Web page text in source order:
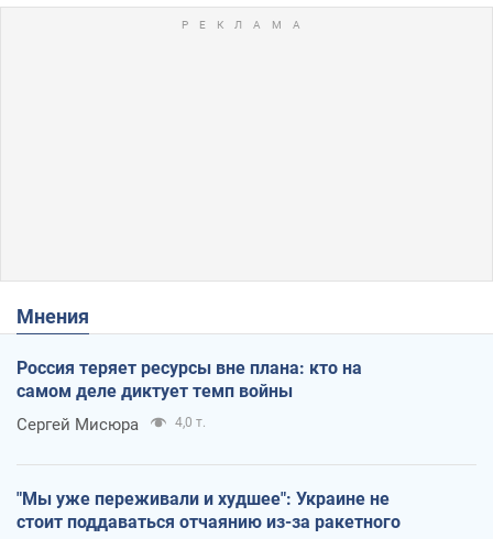
Мнения
Россия теряет ресурсы вне плана: кто на
самом деле диктует темп войны
Сергей Мисюра 4,0 т.
"Мы уже переживали и худшее": Украине не
стоит поддаваться отчаянию из-за ракетного